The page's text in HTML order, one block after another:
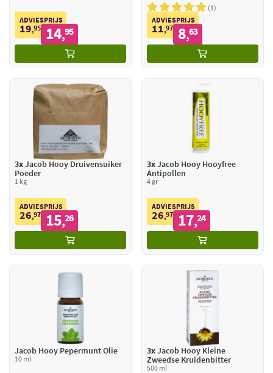
ADVIESPRIJS
19,95 14,95
1
ADVIESPRIJS
11,97 8,63
3xJacob Hooy Druivensuiker
Poeder
1 kg
ADVIESPRIJS
26,97 15,26
3xJacob Hooy Hooyfree
Antipollen
4 gr
ADVIESPRIJS
26,97 17,24
Jacob Hooy Pepermunt Olie
10 ml
3xJacob Hooy Kleine
Zweedse Kruidenbitter
500 ml